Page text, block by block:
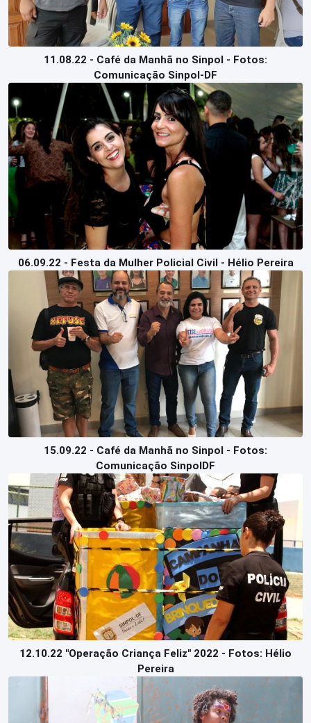
11.08.22 - Café da Manhã no Sinpol - Fotos:
Comunicação Sinpol-DF
06.09.22 - Festa da Mulher Policial Civil - Hélio Pereira
15.09.22 - Café da Manhã no Sinpol - Fotos:
Comunicação SinpolDF
12.10.22 "Operação Criança Feliz" 2022 - Fotos: Hélio
Pereira